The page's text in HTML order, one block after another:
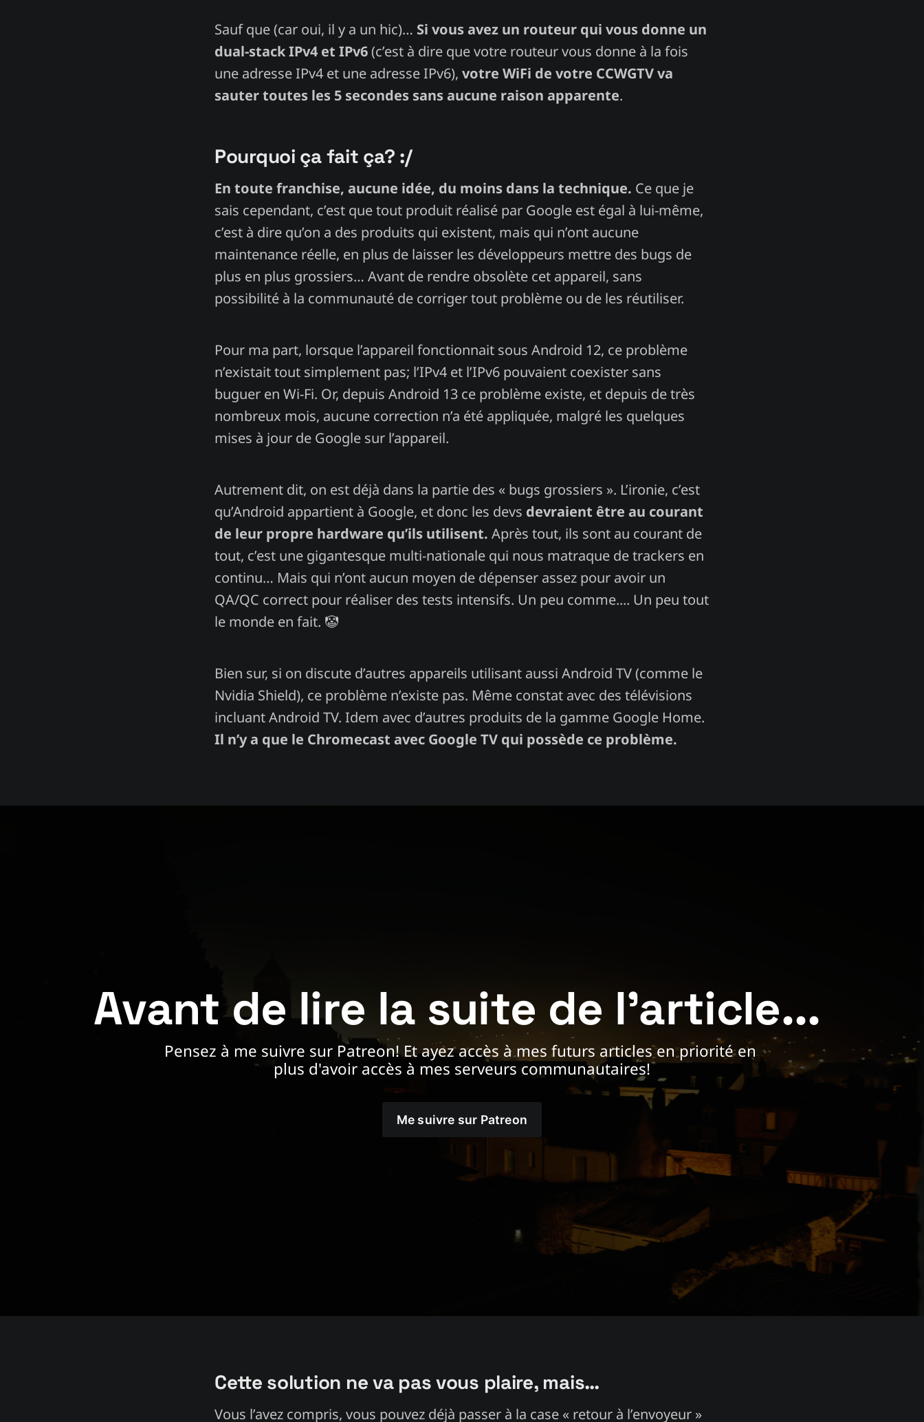
Sauf que (car oui, il y a un hic)… Si vous avez un routeur qui vous donne un
dual-stack IPv4 et IPv6(c’est à dire que votre routeur vous donne à la fois
une adresse IPv4 et une adresse IPv6), votre WiFi de votre CCWGTV va
sauter toutes les 5 secondes sans aucune raison apparente.
Pourquoi ça fait ça? :/
En toute franchise, aucune idée, du moins dans la technique. Ce que je
sais cependant, c’est que tout produit réalisé par Google est égal à lui-même,
c’est à dire qu’on a des produits qui existent, mais qui n’ont aucune
maintenance réelle, en plus de laisser les développeurs mettre des bugs de
plus en plus grossiers… Avant de rendre obsolète cet appareil, sans
possibilité à la communauté de corriger tout problème ou de les réutiliser.
Pour ma part, lorsque l’appareil fonctionnait sous Android 12, ce problème
n’existait tout simplement pas; l’IPv4 et l’IPv6 pouvaient coexister sans
buguer en Wi-Fi. Or, depuis Android 13 ce problème existe, et depuis de très
nombreux mois, aucune correction n’a été appliquée, malgré les quelques
mises à jour de Google sur l’appareil.
Autrement dit, on est déjà dans la partie des « bugs grossiers ». L’ironie, c’est
qu’Android appartient à Google, et donc les devs devraient être au courant
de leur propre hardware qu’ils utilisent. Après tout, ils sont au courant de
tout, c’est une gigantesque multi-nationale qui nous matraque de trackers en
continu… Mais qui n’ont aucun moyen de dépenser assez pour avoir un
QA/QC correct pour réaliser des tests intensifs. Un peu comme.... Un peu tout
le monde en fait. 🤡
Bien sur, si on discute d’autres appareils utilisant aussi Android TV (comme le
Nvidia Shield), ce problème n’existe pas. Même constat avec des télévisions
incluant Android TV. Idem avec d’autres produits de la gamme Google Home.
Il n’y a que le Chromecast avec Google TV qui possède ce problème.
Avant de lire la suite de l'article...
Pensez à me suivre sur Patreon! Et ayez accès à mes futurs articles en priorité en
plus d'avoir accès à mes serveurs communautaires!
Me suivre sur Patreon
Cette solution ne va pas vous plaire, mais…
Vous l’avez compris, vous pouvez déjà passer à la case « retour à l’envoyeur »